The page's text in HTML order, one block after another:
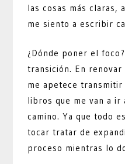
las cosas más claras,
me siento a escribir
¿Dónde poner el
transición. En
me apetece
libros que me van a ir
camino. Ya que todo
tocar tratar de
proceso mientras lo